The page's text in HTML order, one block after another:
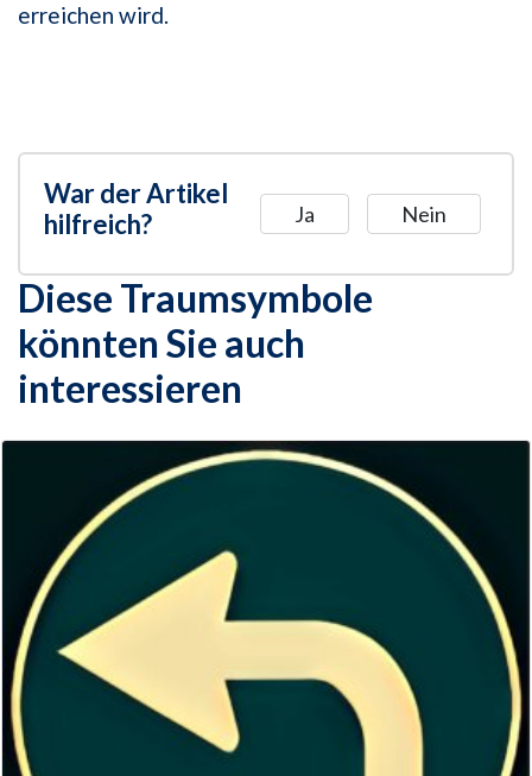
erreichen wird.
War der Artikel
hilfreich?
Ja Nein
Diese Traumsymbole
könnten Sie auch
interessieren